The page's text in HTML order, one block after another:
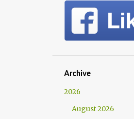
Archive
2026
August 2026